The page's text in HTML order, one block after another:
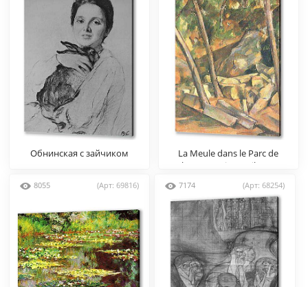
Обнинская с зайчиком
La Meule dans le Parc de
Chateau Noir Detail (vers)
8055 (Арт: 69816) 7174 (Арт: 68254)